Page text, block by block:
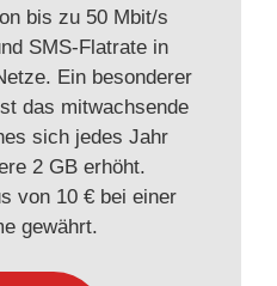
bis zu 50 Mbit/s
SMS-Flatrate in
Ein besonderer
das mitwachsende
sich jedes Jahr
2 GB erhöht.
von 10 € bei einer
gewährt.